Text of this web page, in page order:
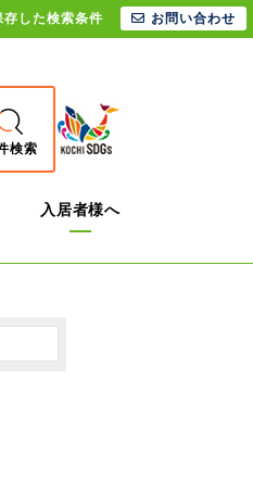
検索
入居者様へ
存した検索条件 お問い合わせ